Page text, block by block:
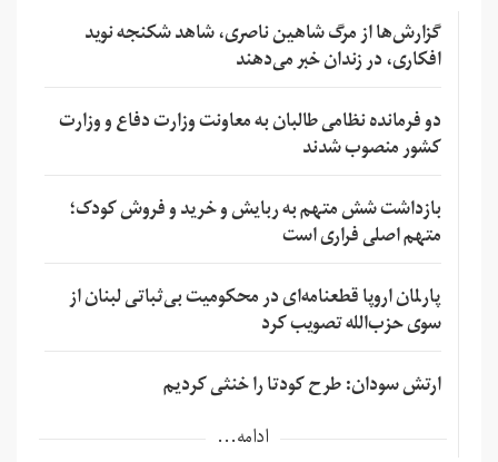
گزارش‌ها از مرگ شاهین ناصری، شاهد شکنجه نوید
افکاری، در زندان خبر می‌دهند
دو فرمانده نظامی طالبان به معاونت وزارت دفاع و وزارت
کشور منصوب شدند
بازداشت شش متهم به ربایش و خرید و فروش کودک؛
متهم اصلی فراری است
پارلمان اروپا قطعنامه‌ای در محکومیت بی‌ثباتی لبنان از
سوی حزب‌الله تصویب کرد
ارتش سودان: طرح کودتا را خنثی کردیم
ادامه...